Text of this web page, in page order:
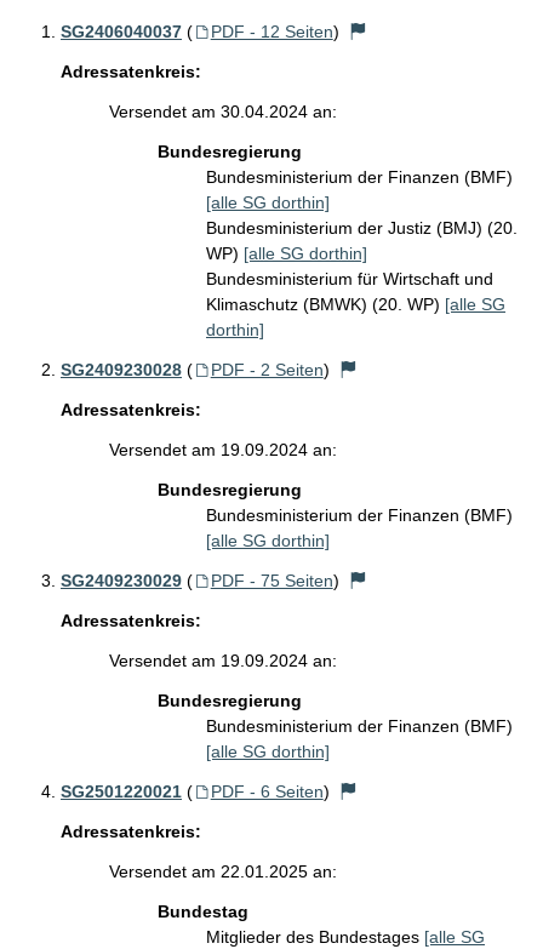
SG2406040037 ( PDF - 12 Seiten)
Adressatenkreis:
Versendet am 30.04.2024 an:
Bundesregierung
Bundesministerium der Finanzen (BMF)
[alle SG dorthin]
Bundesministerium der Justiz (BMJ) (20.
WP) [alle SG dorthin]
Bundesministerium für Wirtschaft und
Klimaschutz (BMWK) (20. WP) [alle SG
dorthin]
SG2409230028 ( PDF - 2 Seiten)
Adressatenkreis:
Versendet am 19.09.2024 an:
Bundesregierung
Bundesministerium der Finanzen (BMF)
[alle SG dorthin]
SG2409230029 ( PDF - 75 Seiten)
Adressatenkreis:
Versendet am 19.09.2024 an:
Bundesregierung
Bundesministerium der Finanzen (BMF)
[alle SG dorthin]
SG2501220021 ( PDF - 6 Seiten)
Adressatenkreis:
Versendet am 22.01.2025 an:
Bundestag
Mitglieder des Bundestages [alle SG